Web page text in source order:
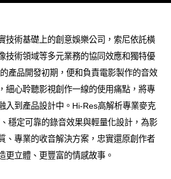
術基礎上的創意娛樂公司，索尼依託橫
技術領域等多元業務的協同效應和獨特優
產品開發初期，便和負責電影製作的音效
細心聆聽影視創作一線的使用痛點，將專
入到產品設計中。Hi-Res高解析專業麥克
穩定可靠的錄音效果與輕量化設計，為影
、專業的收音解決方案，忠實還原創作者
更立體、更豐富的情感故事。